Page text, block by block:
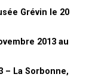
Grévin le 20
2013 au
– La Sorbonne,